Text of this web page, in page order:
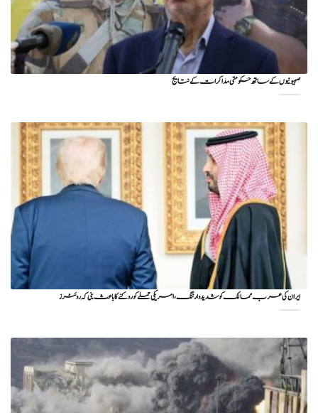
صہیونیوں کے ساتھ حکومتی مذاکرات کے نتایج
ایران کی عرب ممالک کو شدید وارننگ، امریکی حملے کو روکنے کا باعث بنی کہ روئٹرز